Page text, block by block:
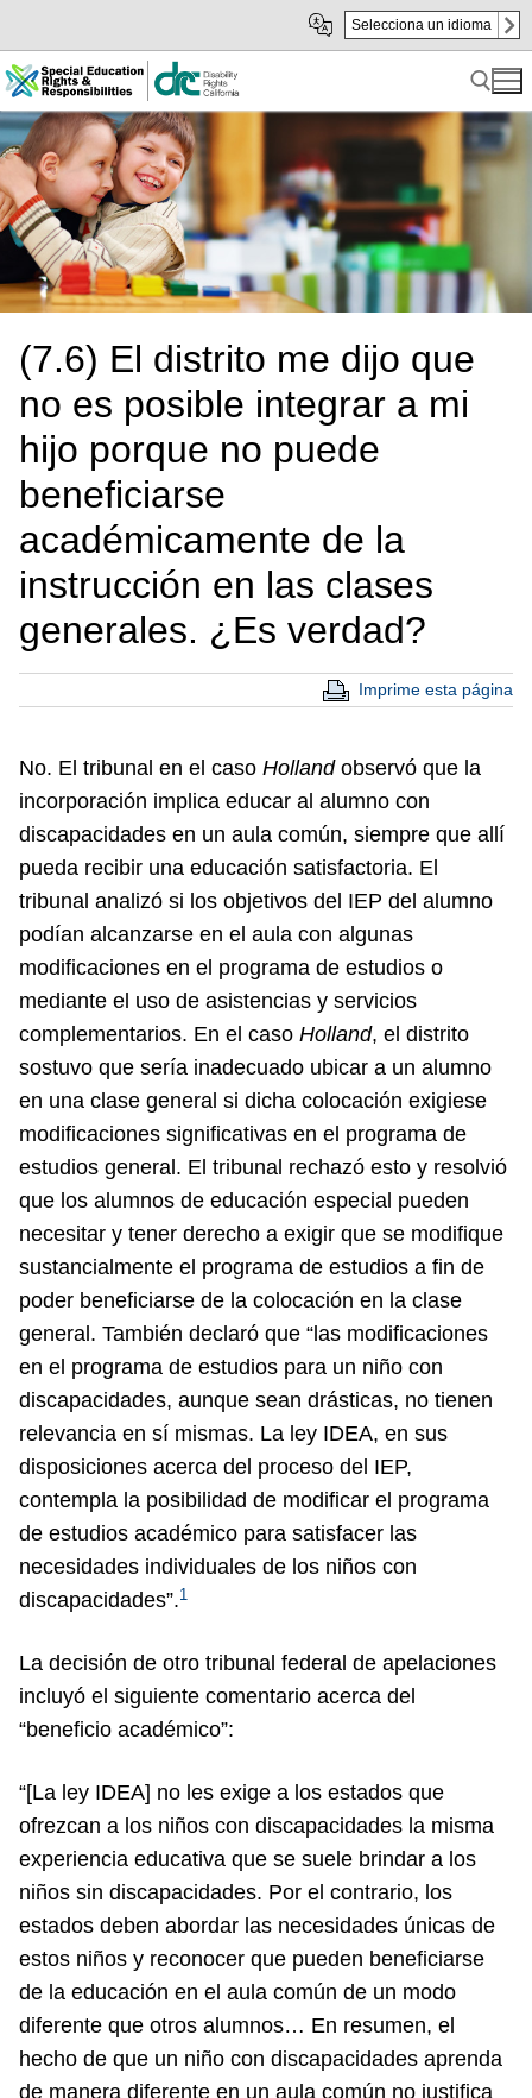
sub
navigation
content
Selecciona un idioma
Search for:
(7.6) El distrito me dijo que
no es posible integrar a mi
hijo porque no puede
beneficiarse
académicamente de la
instrucción en las clases
generales. ¿Es verdad?
Imprime esta página
No. El tribunal en el caso Holland observó que la
incorporación implica educar al alumno con
discapacidades en un aula común, siempre que allí
pueda recibir una educación satisfactoria. El
tribunal analizó si los objetivos del IEP del alumno
podían alcanzarse en el aula con algunas
modificaciones en el programa de estudios o
mediante el uso de asistencias y servicios
complementarios. En el caso Holland, el distrito
sostuvo que sería inadecuado ubicar a un alumno
en una clase general si dicha colocación exigiese
modificaciones significativas en el programa de
estudios general. El tribunal rechazó esto y resolvió
que los alumnos de educación especial pueden
necesitar y tener derecho a exigir que se modifique
sustancialmente el programa de estudios a fin de
poder beneficiarse de la colocación en la clase
general. También declaró que “las modificaciones
en el programa de estudios para un niño con
discapacidades, aunque sean drásticas, no tienen
relevancia en sí mismas. La ley IDEA, en sus
disposiciones acerca del proceso del IEP,
contempla la posibilidad de modificar el programa
de estudios académico para satisfacer las
necesidades individuales de los niños con
discapacidades”.1
La decisión de otro tribunal federal de apelaciones
incluyó el siguiente comentario acerca del
“beneficio académico”:
“[La ley IDEA] no les exige a los estados que
ofrezcan a los niños con discapacidades la misma
experiencia educativa que se suele brindar a los
niños sin discapacidades. Por el contrario, los
estados deben abordar las necesidades únicas de
estos niños y reconocer que pueden beneficiarse
de la educación en el aula común de un modo
diferente que otros alumnos… En resumen, el
hecho de que un niño con discapacidades aprenda
de manera diferente en un aula común no justifica